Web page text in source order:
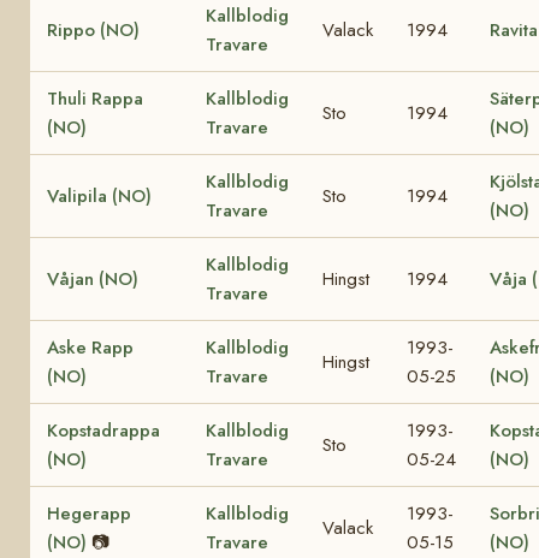
Rippo (NO)
Kallblodig
Travare
Valack 1994
Thuli Rappa
(NO)
Kallblodig
Travare
Sto 1994
(NO)
Valipila (NO)
Kallblodig
Travare
Sto 1994
(NO)
Våjan (NO)
Kallblodig
Travare
Hingst 1994 Våja
Aske Rapp
(NO)
Kallblodig
Travare
Hingst
1993-
05-25
(NO)
Kopstadrappa
(NO)
Kallblodig
Travare
Sto
1993-
05-24
(NO)
Hegerapp
(NO) 📷
Kallblodig
Travare
Valack
1993-
05-15
(NO)